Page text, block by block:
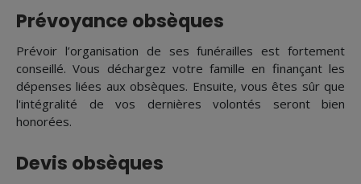
Prévoyance obsèques
Prévoir l’organisation de ses funérailles est fortement
conseillé. Vous déchargez votre famille en finançant les
dépenses liées aux obsèques. Ensuite, vous êtes sûr que
l'intégralité de vos dernières volontés seront bien
honorées.
Devis obsèques